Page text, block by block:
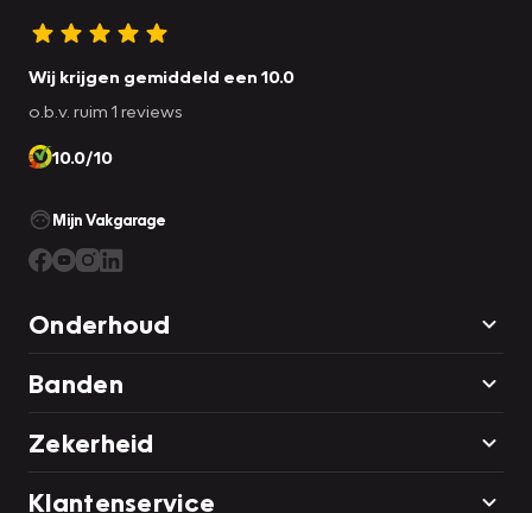
Wij krijgen gemiddeld een 10.0
o.b.v. ruim 1 reviews
10.0/10
Mijn Vakgarage
Onderhoud
Banden
Zekerheid
Klantenservice